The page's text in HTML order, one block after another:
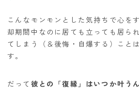
こんなモンモンとした気持ちで心を
却期間中なのに居ても立っても居ら
てしまう（＆後悔・自爆する）こと
す。
だって 彼との「復縁」はいつか叶う